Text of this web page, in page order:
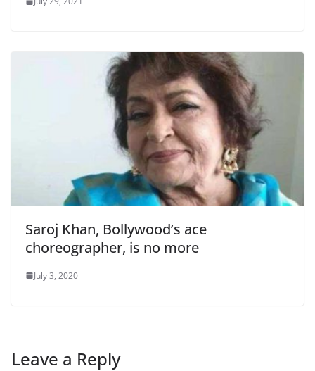
Saroj Khan, Bollywood’s ace
choreographer, is no more
July 3, 2020
Leave a Reply